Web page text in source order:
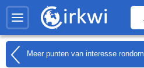
Meer punten van interesse rondom